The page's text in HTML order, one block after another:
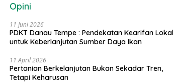
Opini
11 Juni 2026
PDKT Danau Tempe : Pendekatan Kearifan Lokal
untuk Keberlanjutan Sumber Daya Ikan
11 April 2026
Pertanian Berkelanjutan Bukan Sekadar Tren,
Tetapi Keharusan